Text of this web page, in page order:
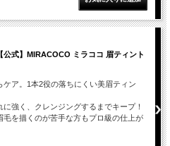
公式】MIRACOCO ミラココ 眉ティント
ケア。1本2役の落ちにくい美眉ティン
に強く、クレンジングするまでキープ！
毛を描くのが苦手な方もプロ級の仕上が